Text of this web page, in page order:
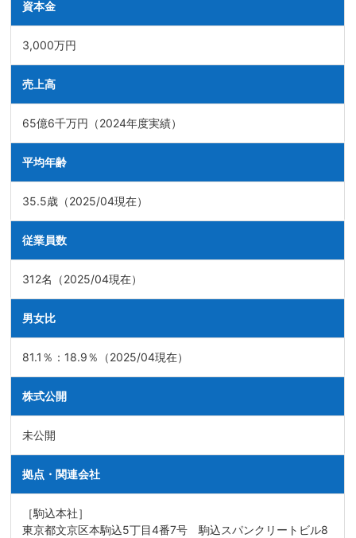
資本金
3,000万円
売上高
65億6千万円（2024年度実績）
平均年齢
35.5歳（2025/04現在）
従業員数
312名（2025/04現在）
男女比
81.1％：18.9％（2025/04現在）
株式公開
未公開
拠点・関連会社
［駒込本社］
東京都文京区本駒込5丁目4番7号 駒込スパンクリートビル8